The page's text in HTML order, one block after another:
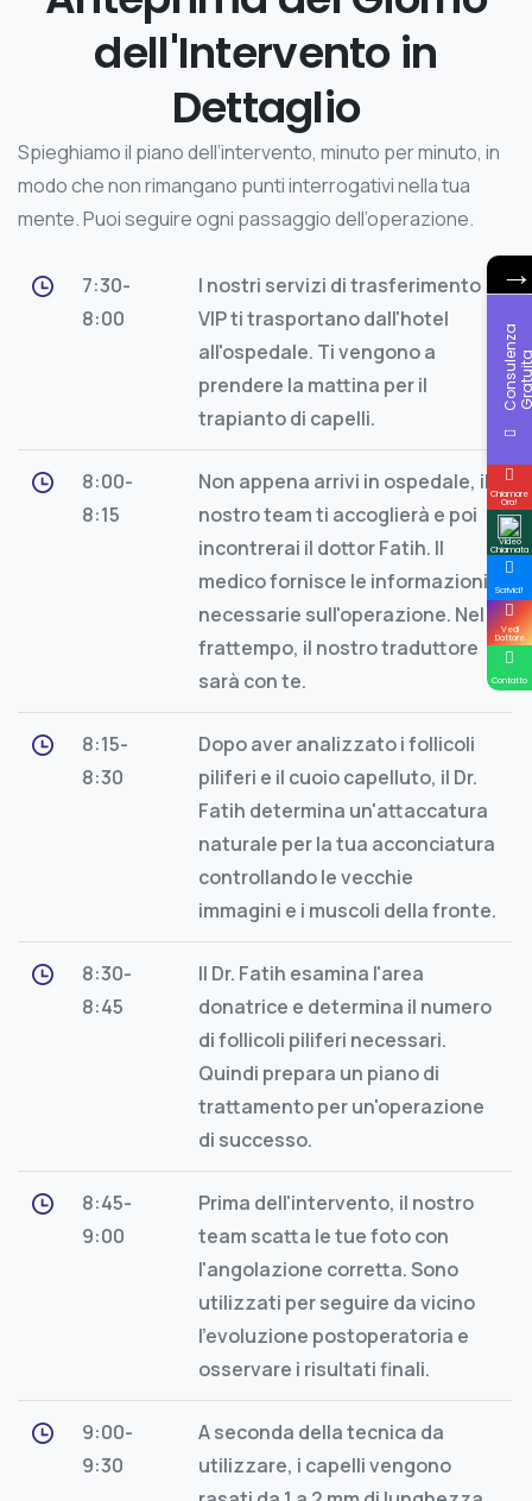
dell'Intervento in
Dettaglio
Spieghiamo il piano dell’intervento, minuto per minuto, in
modo che non rimangano punti interrogativi nella tua
mente. Puoi seguire ogni passaggio dell’operazione.
7:30-
8:00
I nostri servizi di trasferimento
VIP ti trasportano dall'hotel
all'ospedale. Ti vengono a
prendere la mattina per il
trapianto di capelli.
8:00-
8:15
Non appena arrivi in ospedale, il
nostro team ti accoglierà e poi
incontrerai il dottor Fatih. Il
medico fornisce le informazioni
necessarie sull'operazione. Nel
frattempo, il nostro traduttore
sarà con te.
8:15-
8:30
Dopo aver analizzato i follicoli
piliferi e il cuoio capelluto, il Dr.
Fatih determina un'attaccatura
naturale per la tua acconciatura
controllando le vecchie
immagini e i muscoli della fronte.
8:30-
8:45
Il Dr. Fatih esamina l'area
donatrice e determina il numero
di follicoli piliferi necessari.
Quindi prepara un piano di
trattamento per un'operazione
di successo.
8:45-
9:00
Prima dell'intervento, il nostro
team scatta le tue foto con
l'angolazione corretta. Sono
utilizzati per seguire da vicino
l'evoluzione postoperatoria e
osservare i risultati finali.
9:00-
9:30
A seconda della tecnica da
utilizzare, i capelli vengono
→
C
o
n
s
u
l
n
z
a
G
r
a
t
u
i
t
Chiamare
Ora!
Video
Chiamata
Scrivici!
Vedi
Dottore
Contatto